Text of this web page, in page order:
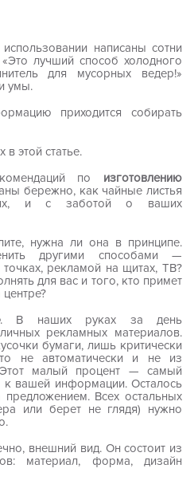
написаны сотни
лучший способ холодного
для мусорных ведер!»
умы.
приходится собирать
этой статье.
по изготовлению
бережно, как чайные листья
и с заботой о ваших
нужна ли она в принципе.
другими способами —
рекламой на щитах, ТВ?
для вас и того, кто примет
. В наших руках за день
рекламных материалов.
бумаги, лишь критически
не автоматически и не из
малый процент — самый
к вашей информации. Осталось
Всех остальных
или берет не глядя) нужно
внешний вид. Он состоит из
материал, форма, дизайн